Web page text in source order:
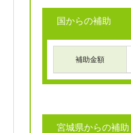
国からの補助
補助金額
宮城県からの補助